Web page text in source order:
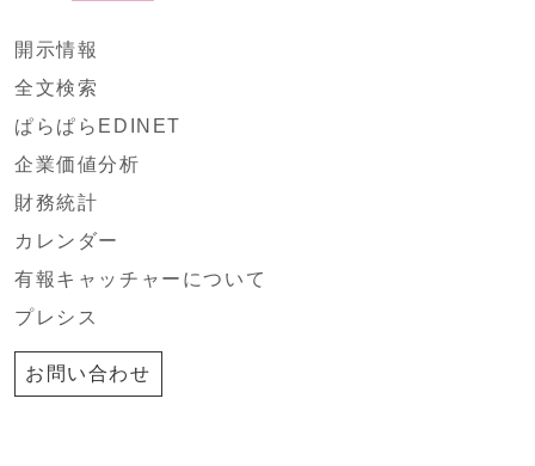
開示情報
全文検索
ぱらぱらEDINET
企業価値分析
財務統計
カレンダー
有報キャッチャーについて
プレシス
お問い合わせ